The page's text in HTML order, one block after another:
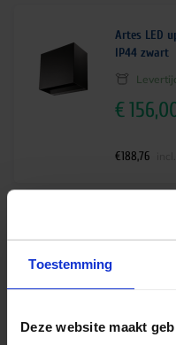
Toestemming
Deze website maakt
Artes LED
IP44 zwart
€
€188,76
Artes LED
156,00